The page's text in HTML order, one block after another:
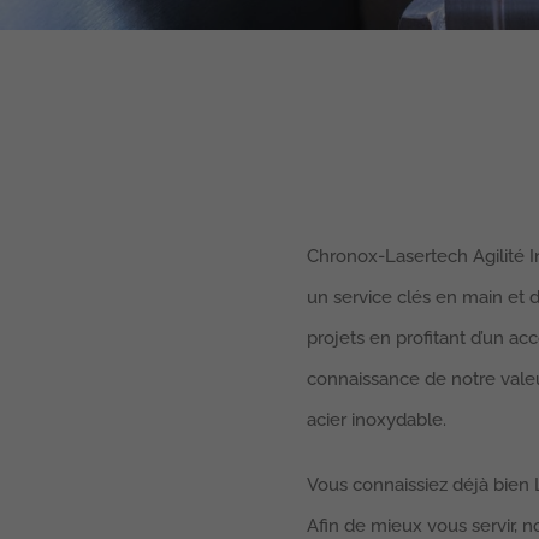
Chronox-Lasertech Agilité
un service clés en main et
projets en profitant d’un
connaissance de notre
acier inoxydable.
Vous connaissiez déjà
Afin de mieux vous servir,